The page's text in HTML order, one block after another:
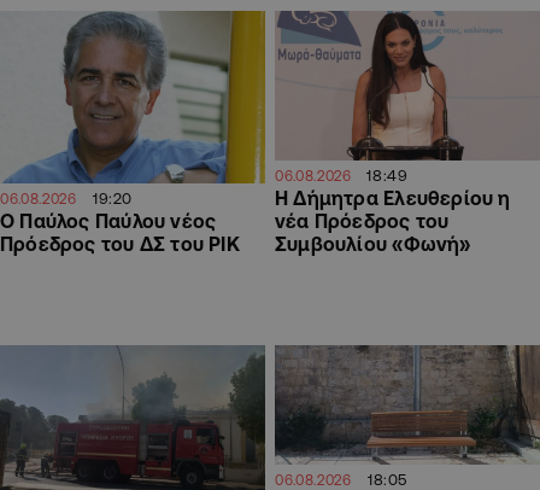
06.08.2026 19:20
Ο Παύλος Παύλου νέος
Πρόεδρος του ΔΣ του ΡΙΚ
06.08.2026 18:49
Η Δήμητρα Ελευθερίου η
νέα Πρόεδρος του
Συμβουλίου «Φωνή»
06.08.2026 18:05